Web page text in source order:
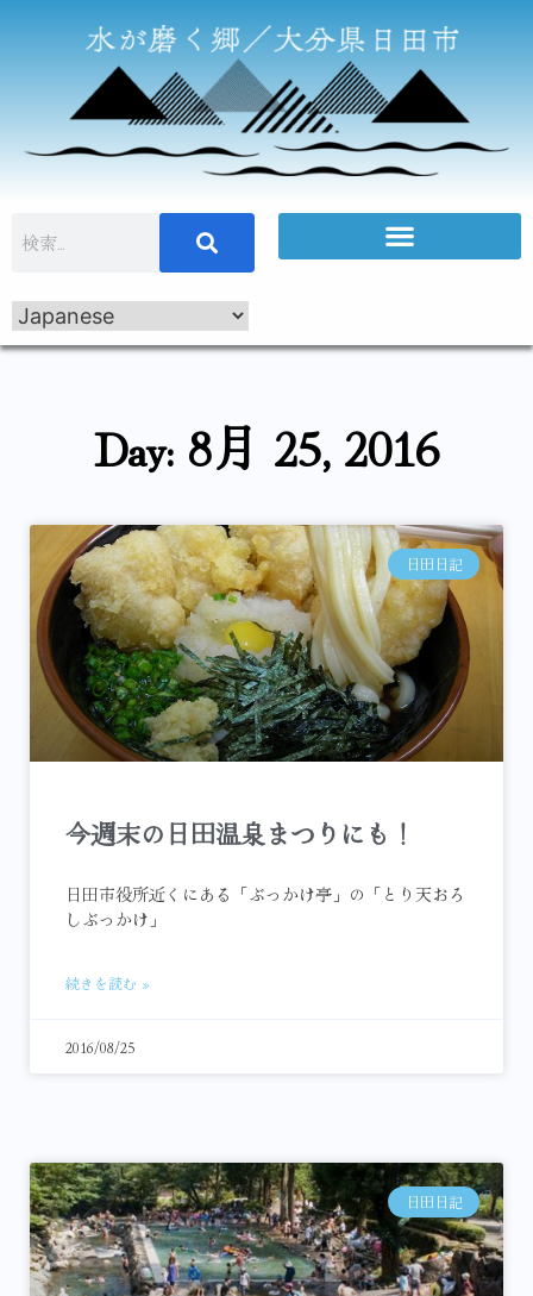
Day: 8月 25, 2016
日田日記
今週末の日田温泉まつりにも！
日田市役所近くにある「ぶっかけ亭」の「とり天おろ
しぶっかけ」
続きを読む »
2016/08/25
日田日記